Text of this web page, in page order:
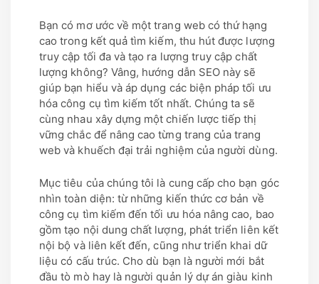
Bạn có mơ ước về một trang web có thứ hạng
cao trong kết quả tìm kiếm, thu hút được lượng
truy cập tối đa và tạo ra lượng truy cập chất
lượng không? Vâng, hướng dẫn SEO này sẽ
giúp bạn hiểu và áp dụng các biện pháp tối ưu
hóa công cụ tìm kiếm tốt nhất. Chúng ta sẽ
cùng nhau xây dựng một chiến lược tiếp thị
vững chắc để nâng cao từng trang của trang
web và khuếch đại trải nghiệm của người dùng.
Mục tiêu của chúng tôi là cung cấp cho bạn góc
nhìn toàn diện: từ những kiến thức cơ bản về
công cụ tìm kiếm đến tối ưu hóa nâng cao, bao
gồm tạo nội dung chất lượng, phát triển liên kết
nội bộ và liên kết đến, cũng như triển khai dữ
liệu có cấu trúc. Cho dù bạn là người mới bắt
đầu tò mò hay là người quản lý dự án giàu kinh